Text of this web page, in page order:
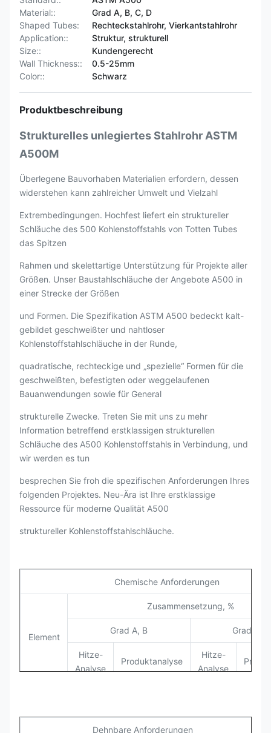
Material::
Grad A, B, C, D
Shaped Tubes:
Rechteckstahlrohr, Vierkantstahlrohr
Application::
Struktur, strukturell
Size::
Kundengerecht
Wall Thickness::
0.5-25mm
Color::
Schwarz
Produktbeschreibung
Strukturelles unlegiertes Stahlrohr ASTM
A500M
Überlegene Bauvorhaben Materialien erfordern, dessen
widerstehen kann zahlreicher Umwelt und Vielzahl
Extrembedingungen. Hochfest liefert ein struktureller
Schläuche des 500 Kohlenstoffstahls von Totten Tubes
das Spitzen
Rahmen und skelettartige Unterstützung für Projekte aller
Größen. Unser Baustahlschläuche der Angebote A500 in
einer Strecke der Größen
und Formen. Die Spezifikation ASTM A500 bedeckt kalt-
gebildet geschweißter und nahtloser
Kohlenstoffstahlschläuche in der Runde,
quadratische, rechteckige und „spezielle“ Formen für die
geschweißten, befestigten oder weggelaufenen
Bauanwendungen sowie für General
strukturelle Zwecke. Treten Sie mit uns zu mehr
Information betreffend erstklassigen strukturellen
Schläuche des A500 Kohlenstoffstahls in Verbindung, und
wir werden es tun
besprechen Sie froh die spezifischen Anforderungen Ihres
folgenden Projektes. Neu-Ära ist Ihre erstklassige
Ressource für moderne Qualität A500
struktureller Kohlenstoffstahlschläuche.
Chemische Anforderungen
Element
Zusammensetzung, %
Grad A, B Grad C, D
Hitze-
Analyse
Produktanalyse
Hitze-
Analyse
Mangan 1,35 1,4 1,35
Dehnbare Anforderungen